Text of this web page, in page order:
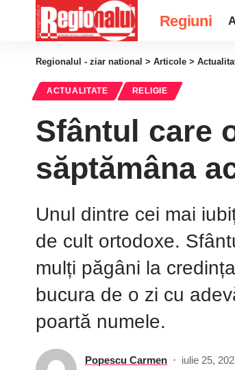
Regiuni
Regionalul - ziar national > Articole >
ACTUALITATE RELIGIE
Sfântul care
săptămâna
Unul dintre cei mai
de cult ortodoxe.
mulți păgâni la
bucura de o zi cu
poartă numele.
Popescu Carmen
iulie 25,